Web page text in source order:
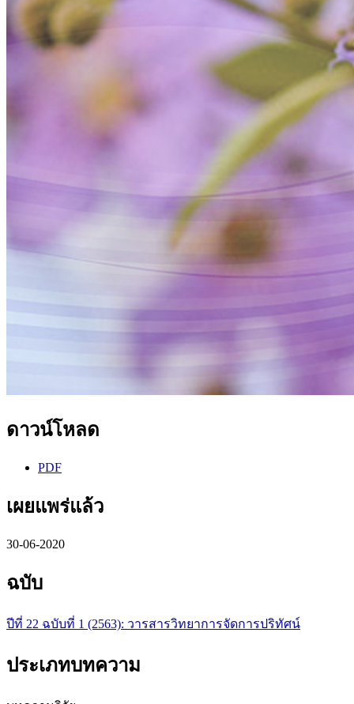
ดาวน์โหลด
PDF
เผยแพร่แล้ว
30-06-2020
ฉบับ
ปีที่ 22 ฉบับที่ 1 (2563): วารสารวิทยาการจัดการปริทัศน์
ประเภทบทความ